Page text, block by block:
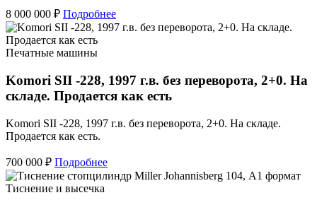
8 000 000 ₽ Подробнее
Печатные машины
Komori SII -228, 1997 г.в. без переворота, 2+0. На
складе. Продается как есть
Komori SII -228, 1997 г.в. без переворота, 2+0. На складе.
Продается как есть.
700 000 ₽ Подробнее
Тиснение и высечка